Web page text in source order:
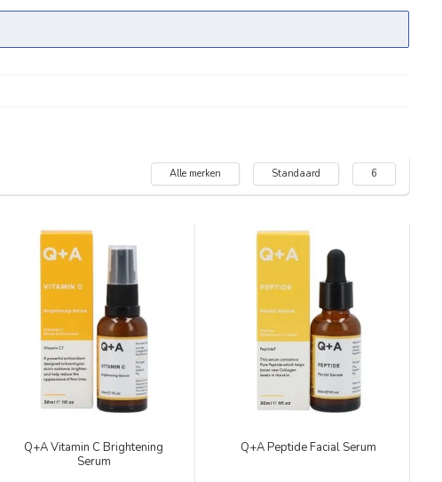
Alle merken Standaard 6
Q+A Vitamin C Brightening
Serum
Q+A Peptide Facial Serum